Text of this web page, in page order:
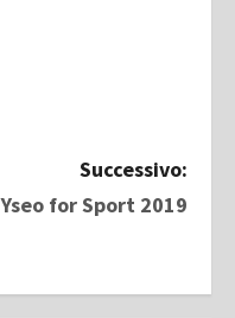
Successivo:
Yseo for Sport 2019